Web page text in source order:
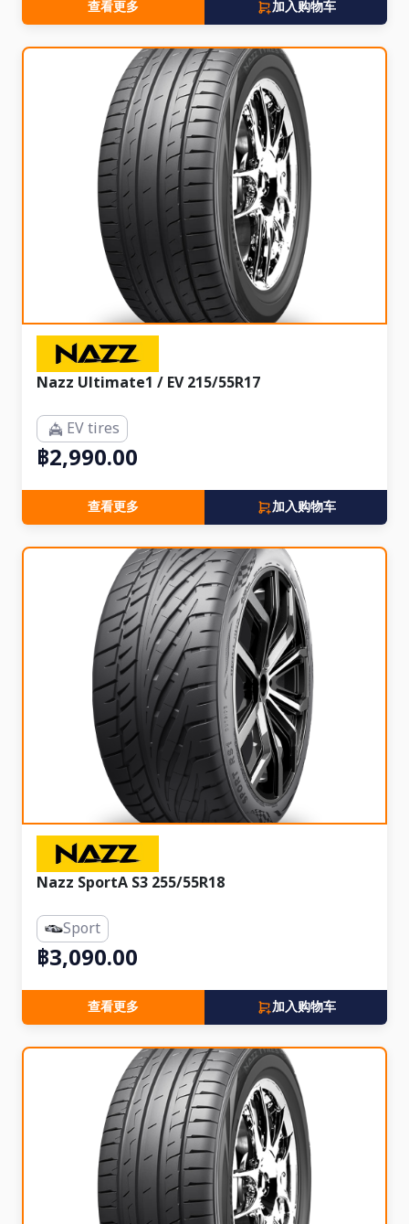
查看更多 加入购物车
Nazz Ultimate1 / EV 215/55R17
EV tires
฿2,990.00
查看更多 加入购物车
Nazz SportA S3 255/55R18
Sport
฿3,090.00
查看更多 加入购物车